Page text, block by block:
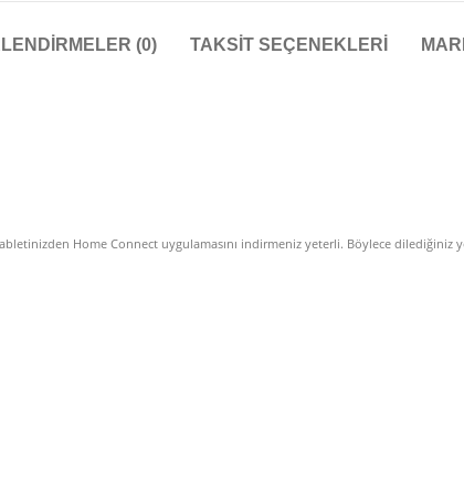
(0) TAKSIT SEÇENEKLERI
Home Connect uygulamasını indirmeniz yeterli. Böylece